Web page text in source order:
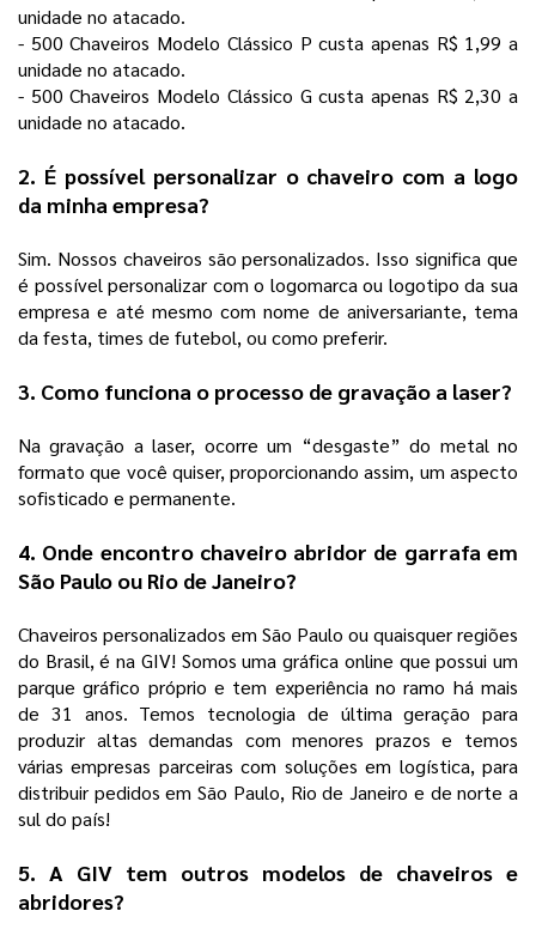
unidade no atacado.
- 500 Chaveiros Modelo Clássico P custa apenas R$ 1,99 a
unidade no atacado.
- 500 Chaveiros Modelo Clássico G custa apenas R$ 2,30 a
unidade no atacado.
2. É possível personalizar o chaveiro com a logo
da minha empresa?
Sim. Nossos chaveiros são personalizados. Isso significa que
é possível personalizar com o logomarca ou logotipo da sua
empresa e até mesmo com nome de aniversariante, tema
da festa, times de futebol, ou como preferir.
3. Como funciona o processo de gravação a laser?
Na gravação a laser, ocorre um “desgaste” do metal no
formato que você quiser, proporcionando assim, um aspecto
sofisticado e permanente.
4. Onde encontro chaveiro abridor de garrafa em
São Paulo ou Rio de Janeiro?
Chaveiros personalizados em São Paulo ou quaisquer regiões
do Brasil, é na GIV! Somos uma gráfica online que possui um
parque gráfico próprio e tem experiência no ramo há mais
de 31 anos. Temos tecnologia de última geração para
produzir altas demandas com menores prazos e temos
várias empresas parceiras com soluções em logística, para
distribuir pedidos em São Paulo, Rio de Janeiro e de norte a
sul do país!
5. A GIV tem outros modelos de chaveiros e
abridores?